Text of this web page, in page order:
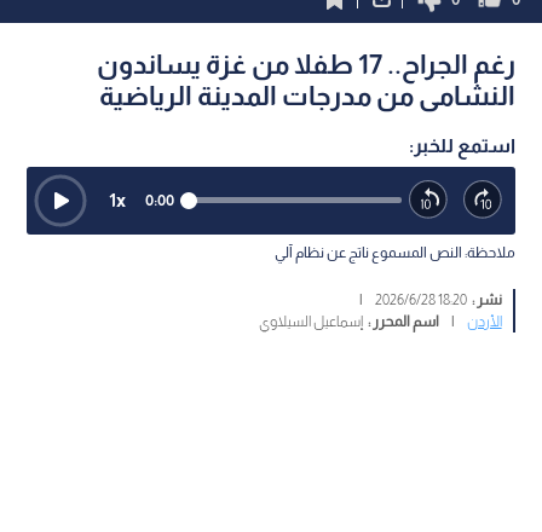
رغم الجراح.. 17 طفلا من غزة يساندون
النشامى من مدرجات المدينة الرياضية
استمع للخبر:
0:00
1x
ملاحظة: النص المسموع ناتج عن نظام آلي
نشر :18:20 2026/6/28
الأردن
اسم المحرر : إسماعيل السيلاوي